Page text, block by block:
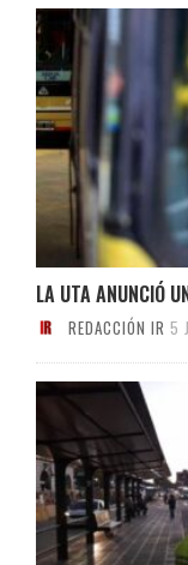
LA UTA ANUNCIÓ
REDACCIÓN IR 5